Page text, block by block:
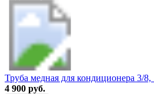
Труба медная для кондиционера 3/8,
4 900 руб.